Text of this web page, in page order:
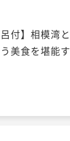
呂付】相模湾
美食を堪能